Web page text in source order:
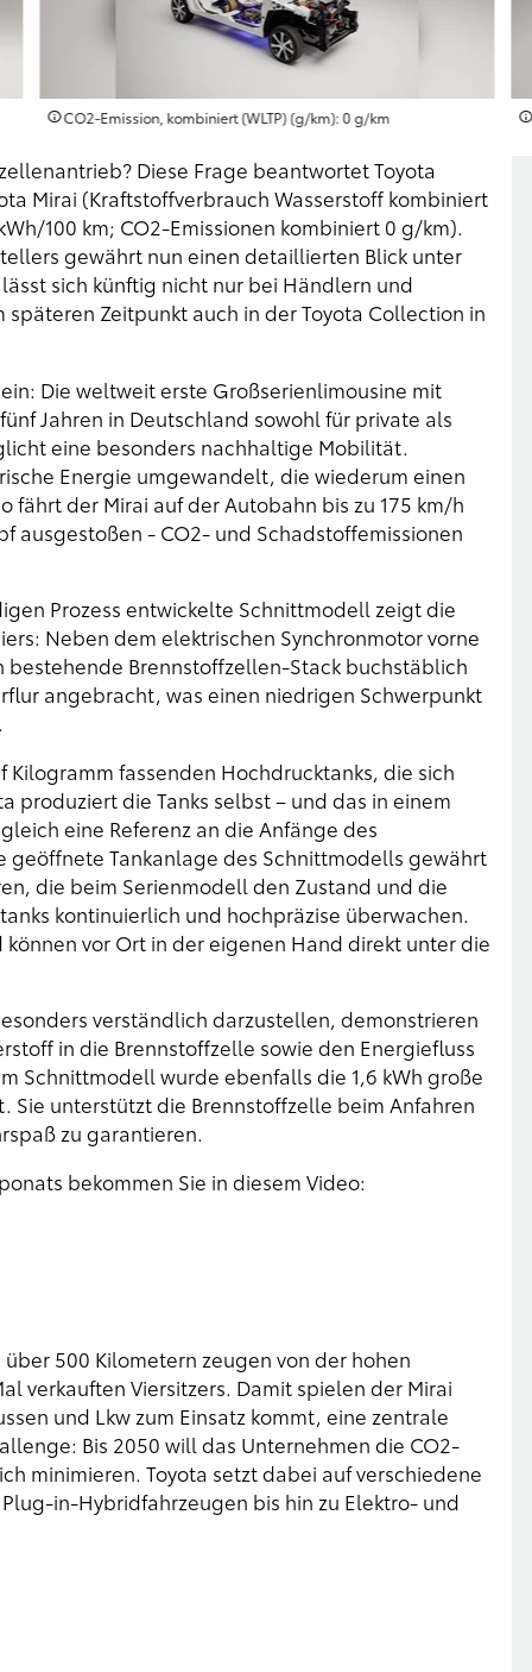
CO2-Emission, kombiniert (WLTP) (g/km): 0 g/km
Diese Frage beantwortet Toyota
Mirai (Kraftstoffverbrauch Wasserstoff kombiniert
100 km; CO2-Emissionen kombiniert 0 g/km).
gewährt nun einen detaillierten Blick unter
sich künftig nicht nur bei Händlern und
Zeitpunkt auch in der Toyota Collection in
Die weltweit erste Großserienlimousine mit
Jahren in Deutschland sowohl für private als
eine besonders nachhaltige Mobilität.
Energie umgewandelt, die wiederum einen
fährt der Mirai auf der Autobahn bis zu 175 km/h
ausgestoßen - CO2- und Schadstoffemissionen
Prozess entwickelte Schnittmodell zeigt die
Neben dem elektrischen Synchronmotor vorne
Brennstoffzellen-Stack buchstäblich
angebracht, was einen niedrigen Schwerpunkt
fassenden Hochdrucktanks, die sich
produziert die Tanks selbst – und das in einem
eine Referenz an die Anfänge des
geöffnete Tankanlage des Schnittmodells gewährt
die beim Serienmodell den Zustand und die
kontinuierlich und hochpräzise überwachen.
vor Ort in der eigenen Hand direkt unter die
verständlich darzustellen, demonstrieren
in die Brennstoffzelle sowie den Energiefluss
Schnittmodell wurde ebenfalls die 1,6 kWh große
unterstützt die Brennstoffzelle beim Anfahren
zu garantieren.
bekommen Sie in diesem Video:
500 Kilometern zeugen von der hohen
verkauften Viersitzers. Damit spielen der Mirai
und Lkw zum Einsatz kommt, eine zentrale
Bis 2050 will das Unternehmen die CO2-
minimieren. Toyota setzt dabei auf verschiedene
in-Hybridfahrzeugen bis hin zu Elektro- und